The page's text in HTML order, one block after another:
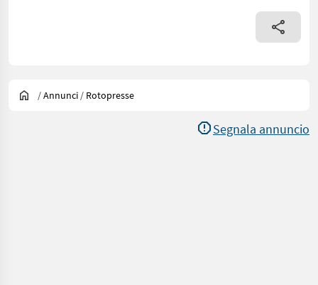
/Annunci / Rotopresse
Segnala annuncio